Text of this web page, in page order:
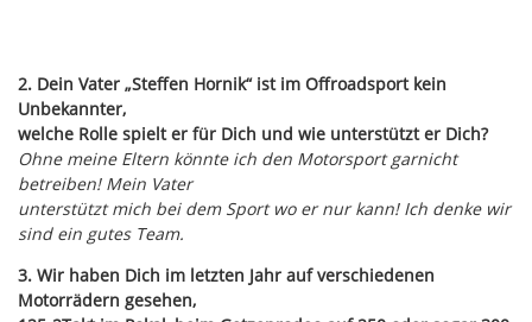
2. Dein Vater „Steffen Hornik“ ist im Offroadsport kein
Unbekannter,
welche Rolle spielt er für Dich und wie unterstützt er Dich?
Ohne meine Eltern könnte ich den Motorsport garnicht
betreiben! Mein Vater
unterstützt mich bei dem Sport wo er nur kann! Ich denke wir
sind ein gutes Team.
3. Wir haben Dich im letzten Jahr auf verschiedenen
Motorrädern gesehen,